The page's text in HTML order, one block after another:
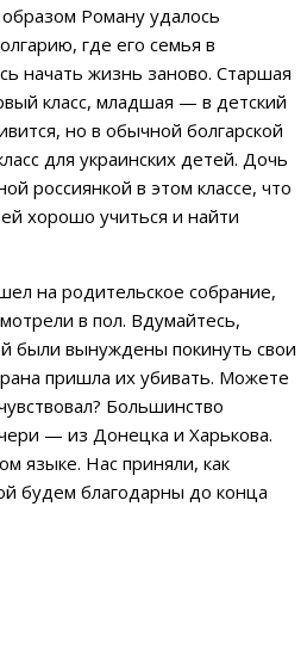
Роману удалось
где его семья в
начать жизнь заново. Старшая
класс, младшая — в детский
но в обычной болгарской
для украинских детей. Дочь
россиянкой в этом классе, что
хорошо учиться и найти
на родительское собрание,
в пол. Вдумайтесь,
были вынуждены покинуть свои
пришла их убивать. Можете
Большинство
— из Донецка и Харькова.
языке. Нас приняли, как
будем благодарны до конца